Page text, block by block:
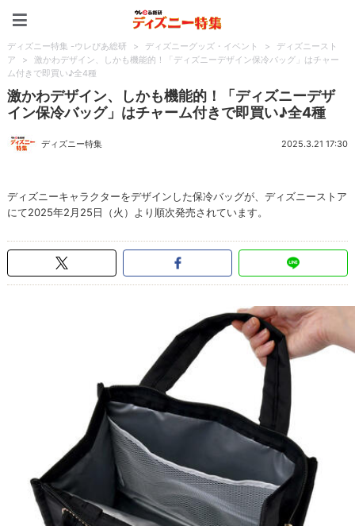
ディズニー特集 -ウレぴあ総研 > ディズニーグッズ・イベント >
ディズニースト
ア
>
激かわデザイン、しかも機能的！「ディズニーデザイン保冷バッグ」はチャー
ム付きで即買い♪全4種
激かわデザイン、しかも機能的！「ディズニーデザ
イン保冷バッグ」はチャーム付きで即買い♪全4種
ディズニー特集 2025.3.21 17:30
ディズニーキャラクターをデザインした保冷バッグが、ディズニーストア
にて2025年2月25日（火）より順次発売されています。